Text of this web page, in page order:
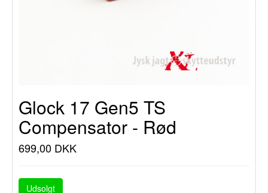
Glock 17 Gen5 TS
Compensator - Rød
699,00 DKK
Udsolgt